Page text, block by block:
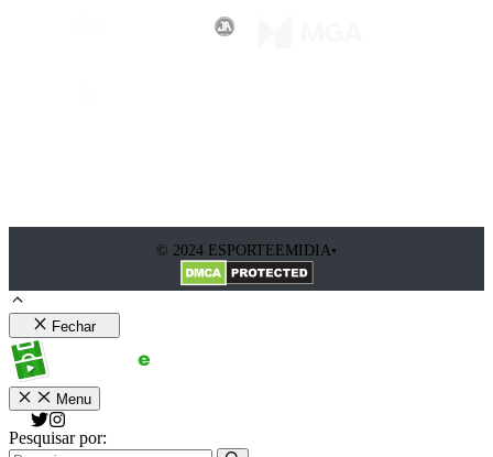
© 2024 ESPORTEEMIDIA•
Fechar
Menu
Pesquisar por: